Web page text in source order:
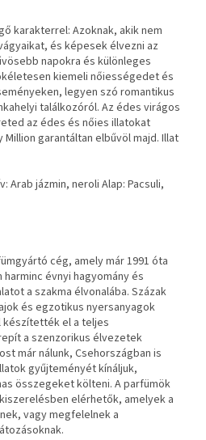
karakterrel: Azoknak, akik nem
és képesek élvezni az
napokra és különleges
kiemeli nőiességedet és
legyen szó romantikus
találkozóról. Az édes virágos
az édes és nőies illatokat
garantáltan elbűvöl majd. Illat
Arab jázmin, neroli Alap: Pacsuli,
cég, amely már 1991 óta
harminc évnyi hagyomány és
a szakma élvonalába. Százak
és egzotikus nyersanyagok
készítették el a teljes
a szenzorikus élvezetek
már nálunk, Csehországban is
gyűjteményét kínáljuk,
összegeket költeni. A parfümök
elérhetők, amelyek a
vagy megfelelnek a